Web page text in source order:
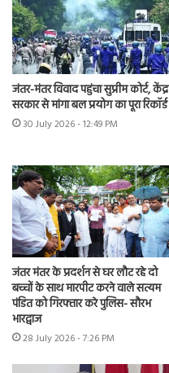
जंतर-मंतर विवाद पहुंचा सुप्रीम कोर्ट, केंद्र
सरकार से मांगा बल प्रयोग का पूरा रिकॉर्ड
30 July 2026 - 12:49 PM
जंतर मंतर के प्रदर्शन से घर लौट रहे दो
बच्चों के साथ मारपीट करने वाले सत्यम
पंडित को गिरफ्तार करे पुलिस- सौरभ
भारद्वाज
28 July 2026 - 7:26 PM